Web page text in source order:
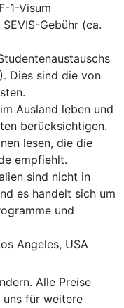
1-Visum
Gebühr (ca.
Dies sind die von
Ausland leben und
berücksichtigen.
lesen, die die
empfiehlt.
sind nicht in
es handelt sich um
und
Angeles, USA
Alle Preise
uns für weitere